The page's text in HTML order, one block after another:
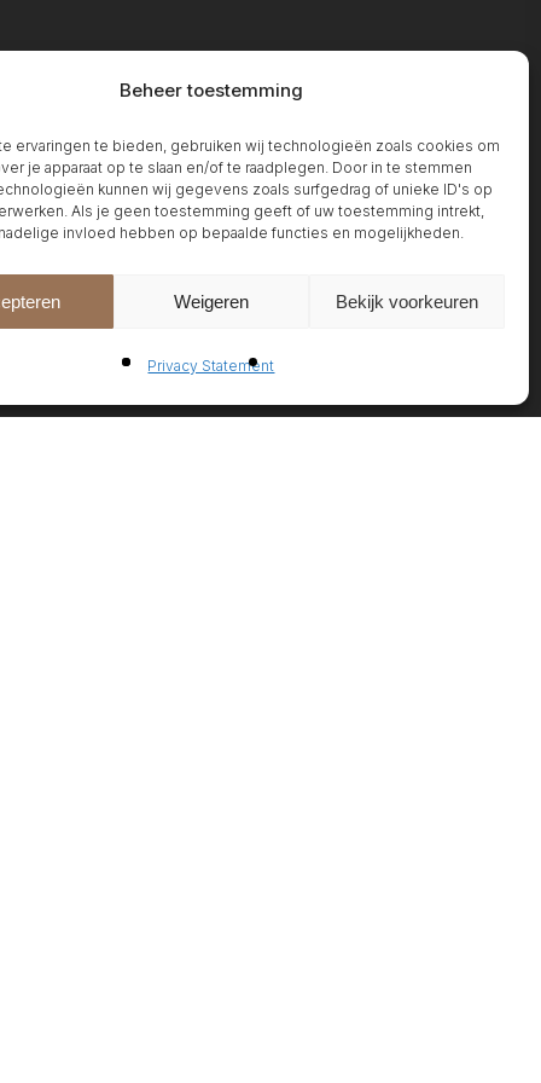
Beheer toestemming
ervaringen te bieden, gebruiken wij technologieën zoals cookies om
je apparaat op te slaan en/of te raadplegen. Door in te stemmen
kunnen wij gegevens zoals surfgedrag of unieke ID's op
Als je geen toestemming geeft of uw toestemming intrekt,
invloed hebben op bepaalde functies en mogelijkheden.
Weigeren Bekijk voorkeuren
Privacy Statement